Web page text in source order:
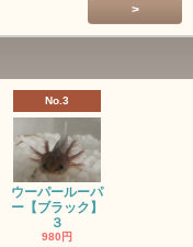
>
No.3
ウーパールーパ
ー【ブラック】
３
980円